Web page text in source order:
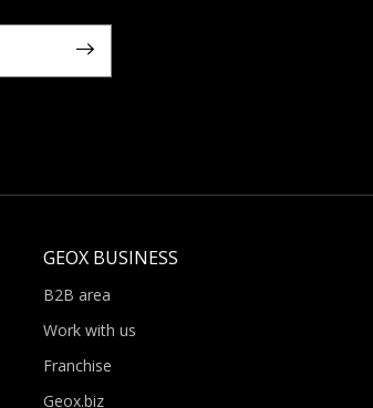
GEOX BUSINESS
B2B area
Work with us
Franchise
Geox.biz